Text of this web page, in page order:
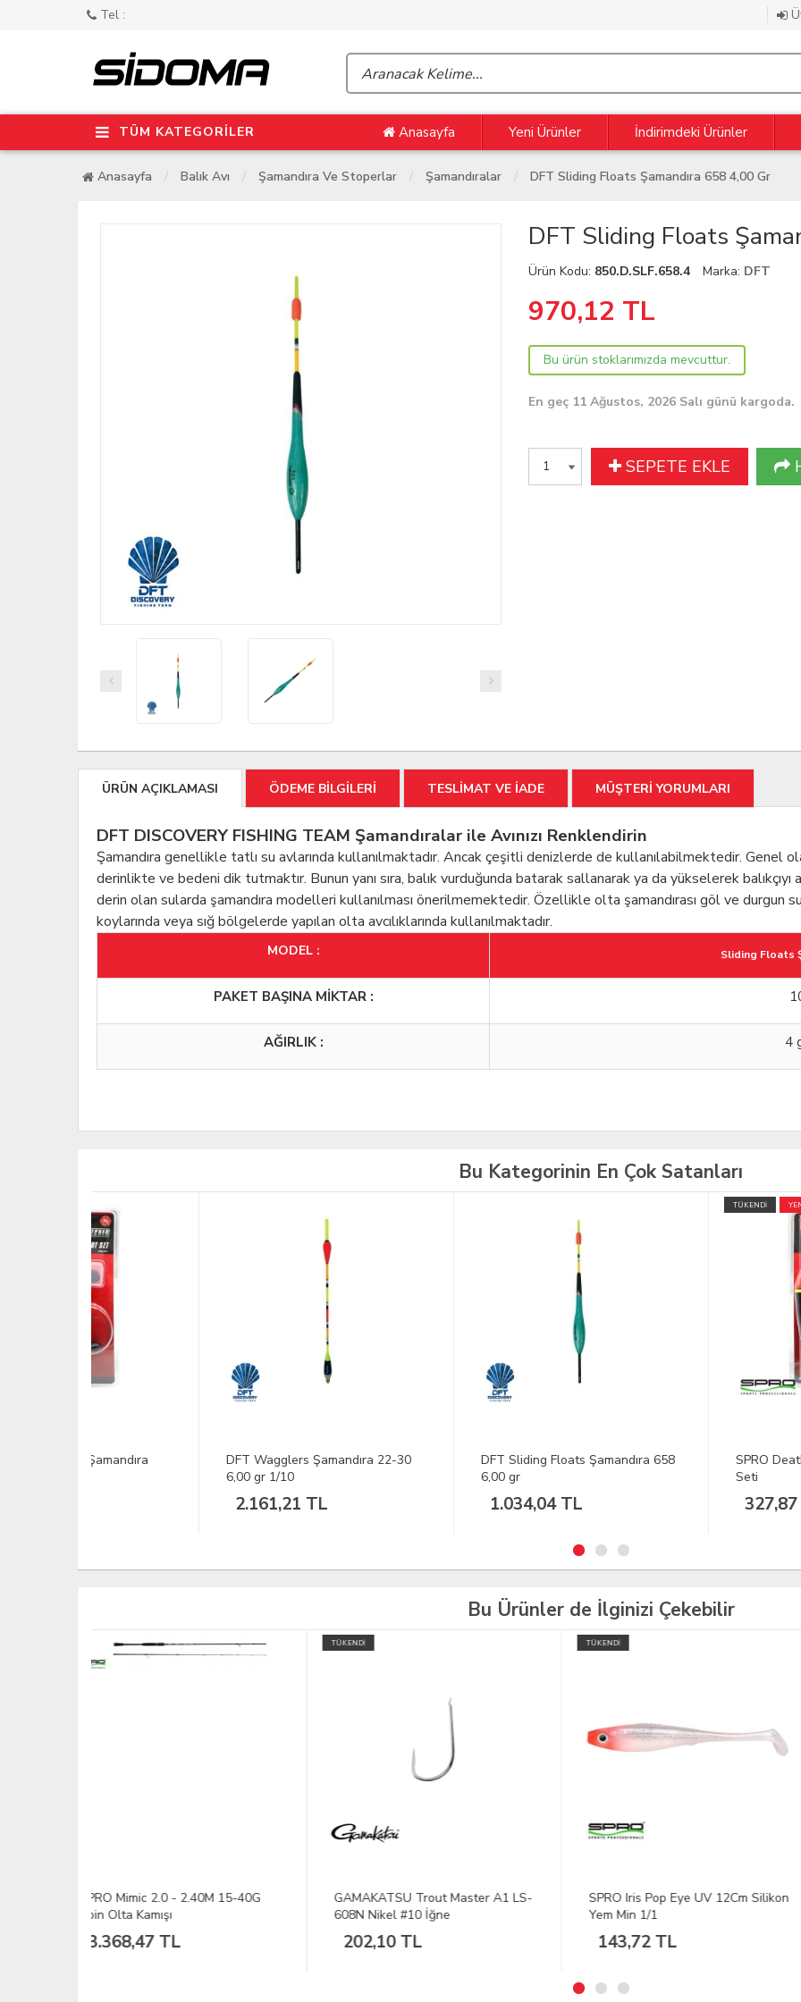
Tel :
TÜM KATEGORİLER Anasayfa Yeni Ürünler İndirimdeki Ürünler
Anasayfa Balık Avı Şamandıra Ve Stoperlar Şamandıralar DFT Sliding Floats Şamandıra 658 4,00 Gr
DFT Sliding Floats
Ürün Kodu: 850.D.SLF.658.4 Marka: DFT
970,12 TL
Bu ürün stoklarımızda mevcuttur.
En geç 11 Ağustos, 2026 Salı günü kargoda.
SEPETE EKLE
ÜRÜN AÇIKLAMASI ÖDEME BİLGİLERİ TESLİMAT VE İADE MÜŞTERİ YORUMLARI
DFT DISCOVERY FISHING TEAM Şamandıralar ile Avınızı Renklendirin
Şamandıra genellikle tatlı su avlarında kullanılmaktadır. Ancak çeşitli denizlerde de kullanılabilmektedir. Genel
derinlikte ve bedeni dik tutmaktır. Bunun yanı sıra, balık vurduğunda batarak sallanarak ya da yükselerek balıkçıyı
derin olan sularda şamandıra modelleri kullanılması önerilmemektedir. Özellikle olta şamandırası göl ve durgun
koylarında veya sığ bölgelerde yapılan olta avcılıklarında kullanılmaktadır.
MODEL : Sliding Floats
PAKET BAŞINA MİKTAR :
AĞIRLIK : 4
Bu Kategorinin En Çok Satanları
DFT Wagglers Şamandıra 22-30
DFT Sliding Floats Şamandıra 658
SPRO Deatbait Zander
Bu Ürünler de İlginizi Çekebilir
TÜKENDİ
GAMAKATSU Trout Master A1 LS-
608N Nikel #10 İğne
202,10 TL
SPRO Iris Pop Eye UV 12Cm Silikon
Yem Min 1/1
143,72 TL
SPRO Spin Verzw 4G
Silver/Sparkle Döner Kaşık
131,24 TL